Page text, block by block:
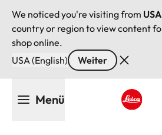
We noticed you're visiting from USA
country or region to view content
shop online.
USA (English)
Weiter
Menü